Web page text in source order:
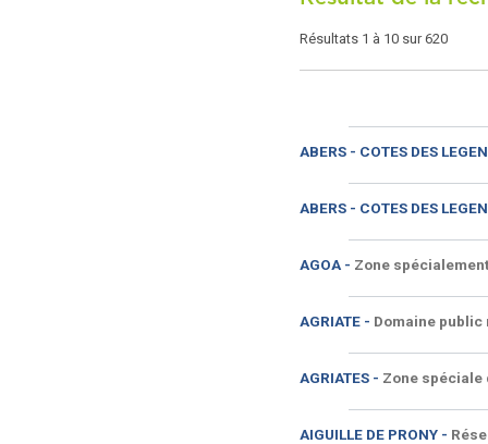
Résultats 1 à 10 sur 620
ABERS - COTES DES
ABERS - COTES DES
AGOA - Zone
AGRIATE - Domaine
AGRIATES - Zone spéciale
AIGUILLE DE PRONY -